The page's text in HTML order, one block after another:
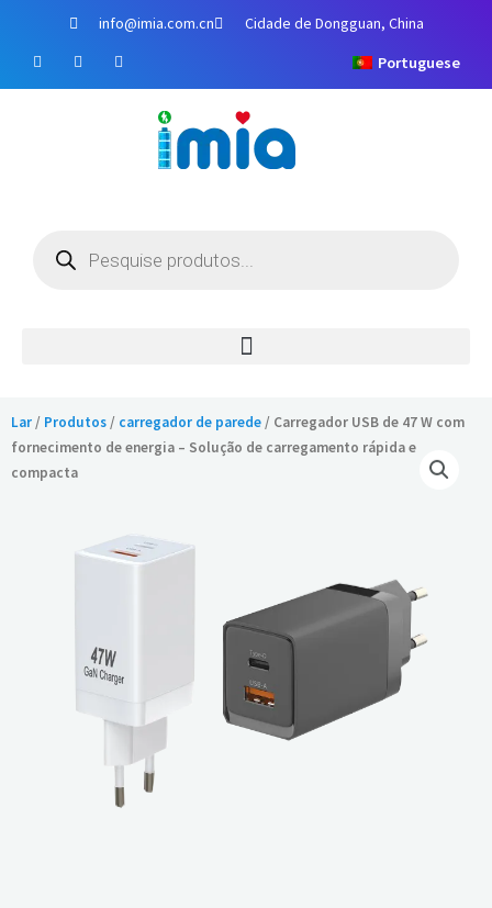
conteúdo
info@imia.com.cn Cidade de Dongguan, China
F
a
c
Y
o
u
I
n
s
Portuguese
produtos
Lar/ Produtos/ carregador de parede/ Carregador USB de 47 W com
fornecimento de energia – Solução de carregamento rápida e
compacta